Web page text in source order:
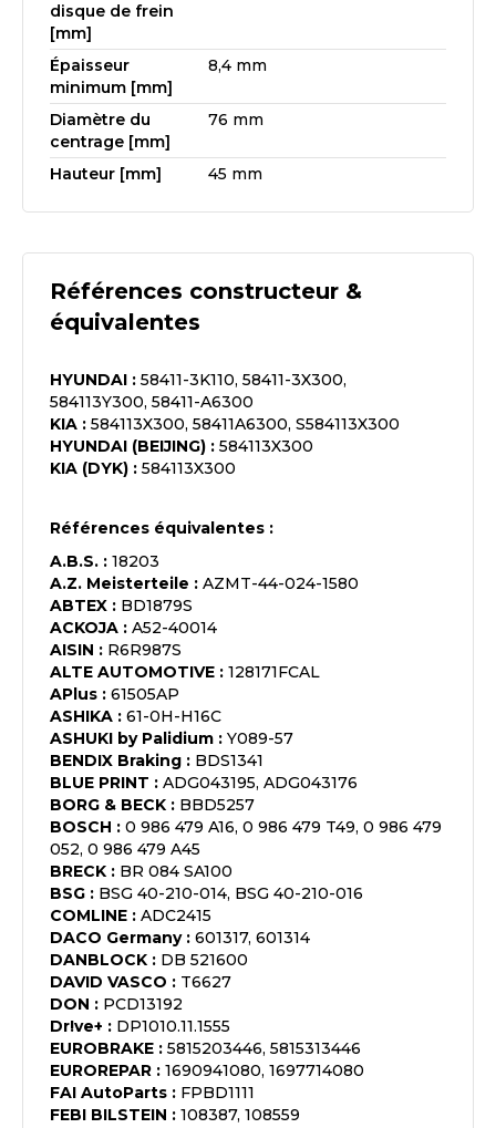
disque de frein
[mm]
Épaisseur
minimum [mm]
8,4 mm
Diamètre du
centrage [mm]
76 mm
Hauteur [mm] 45 mm
Références constructeur &
équivalentes
HYUNDAI : 58411-3K110, 58411-3X300,
584113Y300, 58411-A6300
KIA : 584113X300, 58411A6300, S584113X300
HYUNDAI (BEIJING) : 584113X300
KIA (DYK) : 584113X300
Références équivalentes :
A.B.S. : 18203
A.Z. Meisterteile : AZMT-44-024-1580
ABTEX : BD1879S
ACKOJA : A52-40014
AISIN : R6R987S
ALTE AUTOMOTIVE : 128171FCAL
APlus : 61505AP
ASHIKA : 61-0H-H16C
ASHUKI by Palidium : Y089-57
BENDIX Braking : BDS1341
BLUE PRINT : ADG043195, ADG043176
BORG & BECK : BBD5257
BOSCH : 0 986 479 A16, 0 986 479 T49, 0 986 479
052, 0 986 479 A45
BRECK : BR 084 SA100
BSG : BSG 40-210-014, BSG 40-210-016
COMLINE : ADC2415
DACO Germany: 601317, 601314
DANBLOCK : DB 521600
DAVID VASCO : T6627
DON : PCD13192
Dr!ve+ : DP1010.11.1555
EUROBRAKE : 5815203446, 5815313446
EUROREPAR : 1690941080, 1697714080
FAI AutoParts : FPBD1111
FEBI BILSTEIN : 108387, 108559